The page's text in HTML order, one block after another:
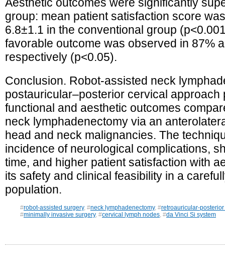
group: mean patient satisfaction score
6.8±1.1 in the conventional group
favorable outcome was observed in 87%
respectively (p<0.05).
Conclusion. Robot-assisted neck
postauricular–posterior cervical
functional and aesthetic outcomes
neck lymphadenectomy via an
head and neck malignancies. The
incidence of neurological complications,
time, and higher patient satisfaction with
its safety and clinical feasibility in a
population.
#robot-assisted surgery, #neck lymphadenectomy, #retroauricular-
#minimally invasive surgery, #cervical lymph nodes, #da Vinci Si system